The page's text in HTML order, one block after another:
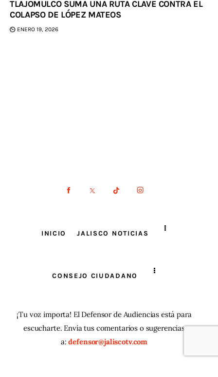
TLAJOMULCO SUMA UNA RUTA CLAVE CONTRA EL
COLAPSO DE LÓPEZ MATEOS
ENERO 19, 2026
INICIO JALISCO NOTICIAS
CONSEJO CIUDADANO
¡Tu voz importa! El Defensor de Audiencias está para
escucharte. Envía tus comentarios o sugerencias
a:defensor@jaliscotv.com